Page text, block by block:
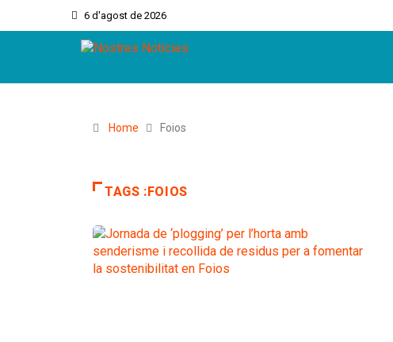
6 d'agost de 2026
Home Foios
TAGS :FOIOS